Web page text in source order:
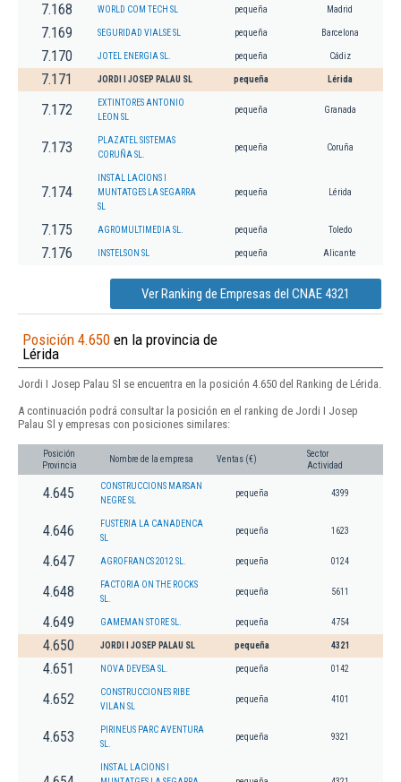
7.168 WORLD COM TECH SL pequeña Madrid
7.169 SEGURIDAD VIALSE SL pequeña Barcelona
7.170 JOTEL ENERGIA SL. pequeña Cádiz
7.171 JORDI I JOSEP PALAU SL pequeña Lérida
7.172
EXTINTORES ANTONIO
LEON SL
pequeña Granada
7.173
PLAZATEL SISTEMAS
CORUÑA SL.
pequeña Coruña
7.174
INSTAL LACIONS I
MUNTATGES LA SEGARRA
SL
pequeña Lérida
7.175 AGROMULTIMEDIA SL. pequeña Toledo
7.176 INSTELSON SL pequeña Alicante
Ver Ranking de Empresas del CNAE 4321
Posición 4.650 en la provincia de
Lérida
Jordi I Josep Palau Sl se encuentra en la posición 4.650 del Ranking de Lérida.
A continuación podrá consultar la posición en el ranking de Jordi I Josep
Palau Sl y empresas con posiciones similares:
Posición
Provincia
Nombre de la empresa Ventas (€)
Sector
Actividad
4.645
CONSTRUCCIONS MARSAN
NEGRE SL
pequeña 4399
4.646
FUSTERIA LA CANADENCA
SL
pequeña 1623
4.647 AGROFRANCS 2012 SL. pequeña 0124
4.648
FACTORIA ON THE ROCKS
SL.
pequeña 5611
4.649 GAMEMAN STORE SL. pequeña 4754
4.650 JORDI I JOSEP PALAU SL pequeña 4321
4.651 NOVA DEVESA SL. pequeña 0142
4.652
CONSTRUCCIONES RIBE
VILAN SL
pequeña 4101
4.653
PIRINEUS PARC AVENTURA
SL.
pequeña 9321
INSTAL LACIONS I